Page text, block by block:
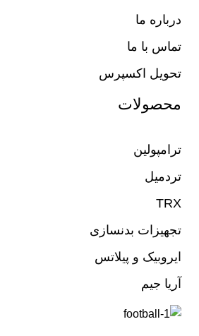
درباره ما
تماس با ما
تحویل اکسپرس
محصولات
ترامپولین
تردمیل
TRX
تجهیزات بدنسازی
ایروبیک و پیلاتس
آریا جیم